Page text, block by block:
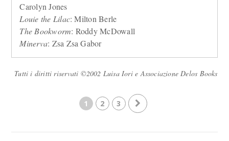
Carolyn Jones
Louie the Lilac: Milton Berle
The Bookworm: Roddy McDowall
Minerva: Zsa Zsa Gabor
Tutti i diritti riservati ©2002 Luisa Iori e Associazione Delos Books
1 2 3